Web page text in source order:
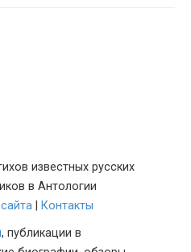
известных русских
в Антологии
Контакты
, публикации в